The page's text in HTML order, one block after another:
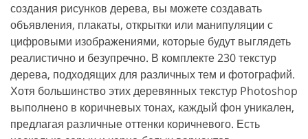
создания рисунков дерева, вы можете создавать
объявления, плакаты, открытки или манипуляции с
цифровыми изображениями, которые будут выглядеть
реалистично и безупречно. В комплекте 230 текстур
дерева, подходящих для различных тем и фотографий.
Хотя большинство этих деревянных текстур Photoshop
выполнено в коричневых тонах, каждый фон уникален,
предлагая различные оттенки коричневого. Есть